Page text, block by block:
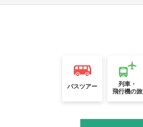
バスツアー
列車・
飛行機の旅